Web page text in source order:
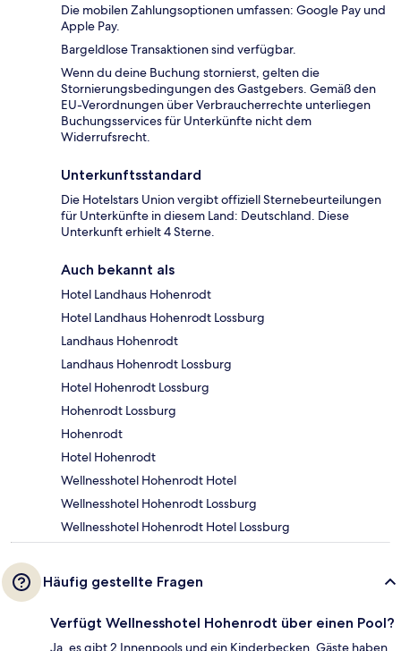
Die mobilen Zahlungsoptionen umfassen: Google Pay und
Apple Pay.
Bargeldlose Transaktionen sind verfügbar.
Wenn du deine Buchung stornierst, gelten die
Stornierungsbedingungen des Gastgebers. Gemäß den
EU-Verordnungen über Verbraucherrechte unterliegen
Buchungsservices für Unterkünfte nicht dem
Widerrufsrecht.
Unterkunftsstandard
Die Hotelstars Union vergibt offiziell Sternebeurteilungen
für Unterkünfte in diesem Land: Deutschland. Diese
Unterkunft erhielt 4 Sterne.
Auch bekannt als
Hotel Landhaus Hohenrodt
Hotel Landhaus Hohenrodt Lossburg
Landhaus Hohenrodt
Landhaus Hohenrodt Lossburg
Hotel Hohenrodt Lossburg
Hohenrodt Lossburg
Hohenrodt
Hotel Hohenrodt
Wellnesshotel Hohenrodt Hotel
Wellnesshotel Hohenrodt Lossburg
Wellnesshotel Hohenrodt Hotel Lossburg
Häufig gestellte Fragen
Verfügt Wellnesshotel Hohenrodt über einen Pool?
Ja, es gibt 2 Innenpools und ein Kinderbecken. Gäste haben